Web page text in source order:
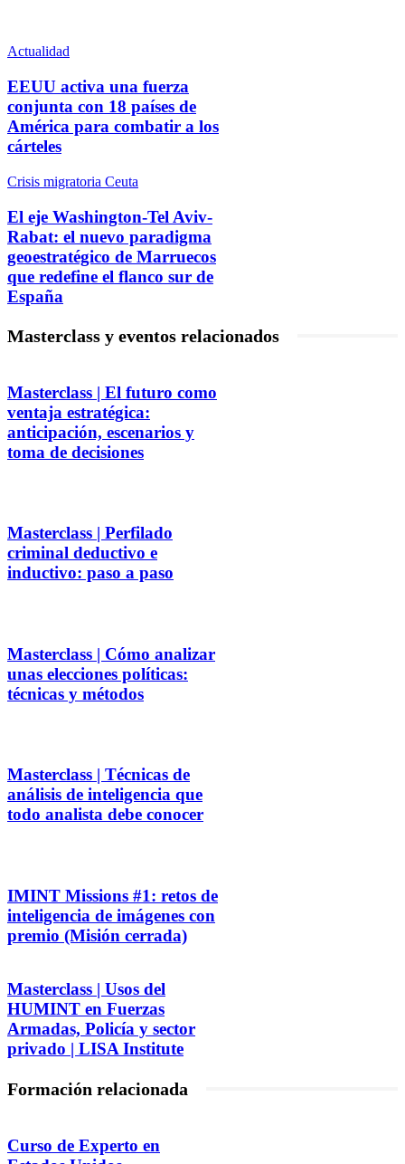
Actualidad
EEUU activa una fuerza
conjunta con 18 países de
América para combatir a los
cárteles
Crisis migratoria Ceuta
El eje Washington-Tel Aviv-
Rabat: el nuevo paradigma
geoestratégico de Marruecos
que redefine el flanco sur de
España
Masterclass y eventos relacionados
Masterclass | El futuro como
ventaja estratégica:
anticipación, escenarios y
toma de decisiones
Masterclass | Perfilado
criminal deductivo e
inductivo: paso a paso
Masterclass | Cómo analizar
unas elecciones políticas:
técnicas y métodos
Masterclass | Técnicas de
análisis de inteligencia que
todo analista debe conocer
IMINT Missions #1: retos de
inteligencia de imágenes con
premio (Misión cerrada)
Masterclass | Usos del
HUMINT en Fuerzas
Armadas, Policía y sector
privado | LISA Institute
Formación relacionada
Curso de Experto en